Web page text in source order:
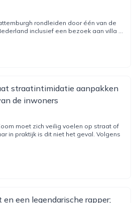
rondleiden door één van de
inclusief een bezoek aan villa ...
straatintimidatie aanpakken
de inwoners
moet zich veilig voelen op straat of
in praktijk is dit niet het geval. Volgens
een legendarische rapper;